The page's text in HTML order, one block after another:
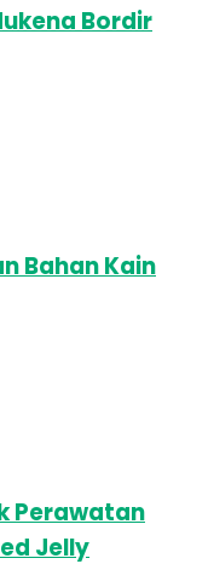
Bordir
Bahan Kain
Perawatan
Jelly